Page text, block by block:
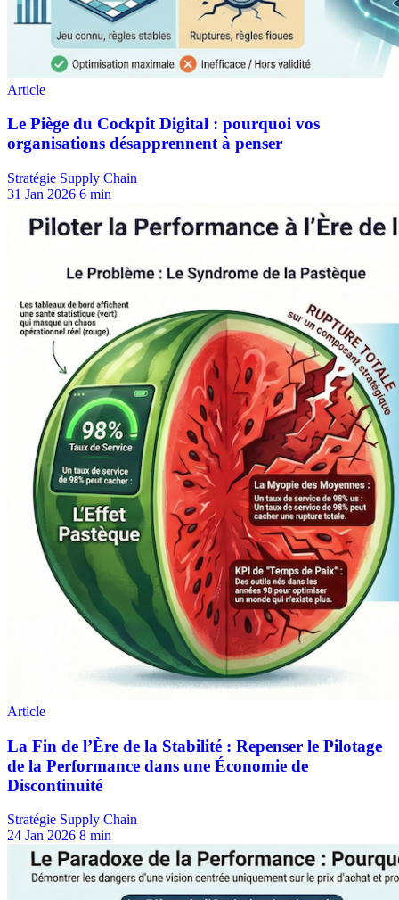
Stratégie Supply Chain
31 Jan 2026 6 min
Stratégie Supply Chain
24 Jan 2026 8 min